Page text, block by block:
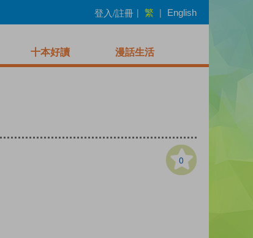
登入/註冊 | 繁 | English
十本好讀 漫話生活
0